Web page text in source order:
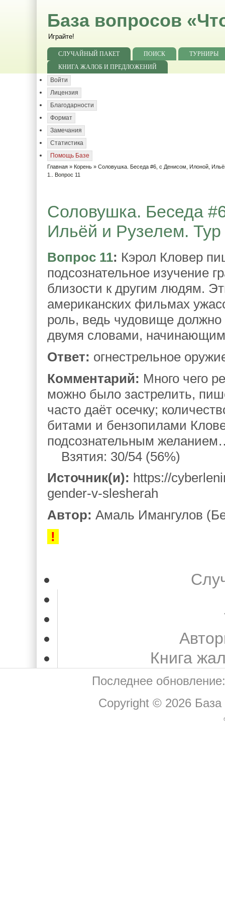
База вопросов
Играйте!
СЛУЧАЙНЫЙ ПАКЕТ ПОИСК
ТУРНИРЫ
КНИГА ЖАЛОБ И ПРЕДЛОЖЕНИЙ
Войти
Лицензия
Благодарности
Формат
Замечания
Статистика
Помощь Базе
Главная » Корень » Соловушка. Беседа #6, с Денисом, Илоной,
1.. Вопрос 11
Соловушка. Беседа
Ильёй и Рузелем.
Вопрос 11: Кэрол Кловер
подсознательное изучение
близости к другим людям.
американских фильмах
роль, ведь чудовище
двумя словами,
Ответ: огнестрельное
Комментарий: Много чего
можно было застрелить,
часто даёт осечку;
битами и бензопилами
подсознательным
Взятия: 30/54 (56%)
Источник(и): https://
gender-v-slesherah
Автор: Амаль Имангулов
!
Книга
Последнее
Copyright © 2026 База